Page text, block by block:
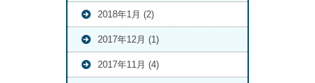
2018年1月 (2)
2017年12月 (1)
2017年11月 (4)